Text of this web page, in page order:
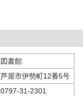
図書館
芦屋市伊勢町12番5号
0797-31-2301